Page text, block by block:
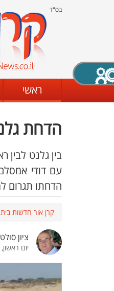
בס"ד
ראשי
הדחת
בין גלנט לבין
עם דודי
הדחתו תגרום
קרן אור חדשות
ציון
יום ראשון, 10 בנובמבר 2024, 04:37
X סגירה
מצב שחור - לבן
גופן קריא
הדגשת קישורים